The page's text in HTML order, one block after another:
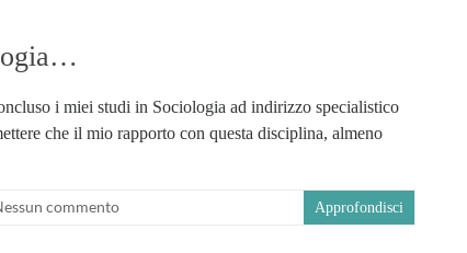
i miei studi in Sociologia ad indirizzo specialistico
che il mio rapporto con questa disciplina, almeno
commento Approfondisci